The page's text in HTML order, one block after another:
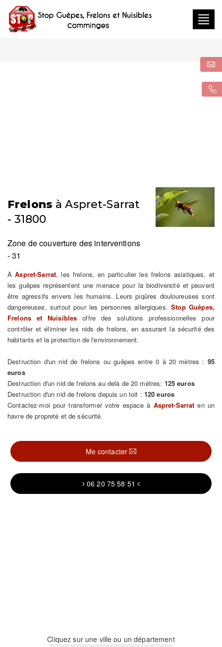
Frelons à Aspret-Sarrat
- 31800
Zone de couverture des interventions
- 31
ÀAspret-Sarrat, les frelons, en particulier les frelons asiatiques, et
les guêpes représentent une menace pour la biodiversité et peuvent
être agressifs envers les humains. Leurs piqûres douloureuses sont
dangereuses, surtout pour les personnes allergiques.Stop Guêpes,
Frelons et Nuisibles offre des solutions professionnelles pour
contrôler et éliminer les nids de frelons, en assurant la sécurité des
habitants et la protection de l'environnement.
Destruction d'un nid de frelons ou guêpes entre 0 à 20 mètres : 95
euros
Destruction d'un nid de frelons au delà de 20 mètres: 125 euros
Destruction d'un nid de frelons depuis un toit : 120 euros
Contactez-moi pour transformer votre espace à Aspret-Sarrat en un
havre de propreté et de sécurité.
Me contacter
06 20 75 58 51
Cliquez sur une ville ou un département